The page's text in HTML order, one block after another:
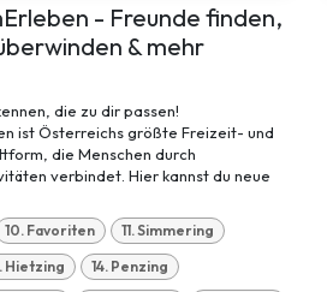
- Freunde finden,
& mehr
die zu dir passen!
ist Österreichs größte Freizeit- und
die Menschen durch
verbindet. Hier kannst du neue
10. Favoriten 11. Simmering
Hietzing 14. Penzing